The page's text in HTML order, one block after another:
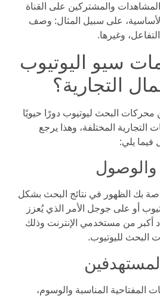
والمشتركين على القناة
على سبيل المثال: وصف
وغيرها.
سيو اليوتيوب
التجارية؟
البحث ليوتيوب دورًا حيويًا
التجارية المختلفة، وهذا يرجع
فيما يلي:
والوصول
بك الظهور في نتائج البحث بشكل
أو على جوجل الأمر الذي يُعزز
من مستخدمي الإنترنت وذلك
لليوتيوب.
المفتاحية المناسبة والوسوم،